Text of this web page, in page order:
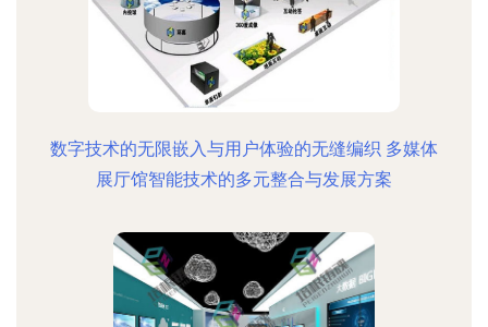
数字技术的无限嵌入与用户体验的无缝编织 多媒体
展厅馆智能技术的多元整合与发展方案